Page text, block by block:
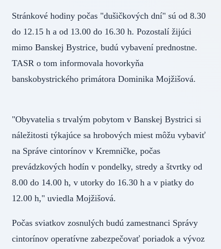
Stránkové hodiny počas "dušičkových dní" sú od 8.30
do 12.15 h a od 13.00 do 16.30 h. Pozostalí žijúci
mimo Banskej Bystrice, budú vybavení prednostne.
TASR o tom informovala hovorkyňa
banskobystrického primátora Dominika Mojžišová.
"Obyvatelia s trvalým pobytom v Banskej Bystrici si
náležitosti týkajúce sa hrobových miest môžu vybaviť
na Správe cintorínov v Kremničke, počas
prevádzkových hodín v pondelky, stredy a štvrtky od
8.00 do 14.00 h, v utorky do 16.30 h a v piatky do
12.00 h," uviedla Mojžišová.
Počas sviatkov zosnulých budú zamestnanci Správy
cintorínov operatívne zabezpečovať poriadok a vývoz